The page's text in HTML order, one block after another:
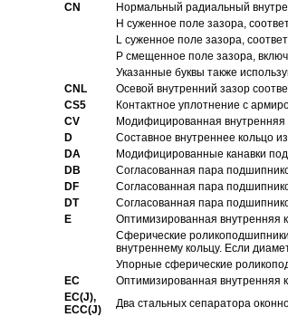
CN
Hормальный радиальный
H суженное поле зазора,
L суженное поле зазора,
P смещенное поле зазора,
Указанные буквы также
CNL
Осевой внутренний зазор
CS5
Контактное уплотнение с
CV
Модифицированная внутренняя
D
Составное внутреннее кольцо
DA
Модифицированные канавки
DB
Согласованная пара
DF
Согласованная пара
DT
Согласованная пара
E
Оптимизированная внутренняя
Сферические
внутреннему кольцу. Если
Упорные сферические
EC
Oптимизированная внутренняя
EC(J),
ECC(J)
Два стальных сепаратора